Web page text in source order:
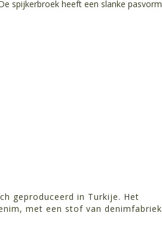
spijkerbroek heeft een slanke pasvorm
geproduceerd in Turkije. Het
met een stof van denimfabriek